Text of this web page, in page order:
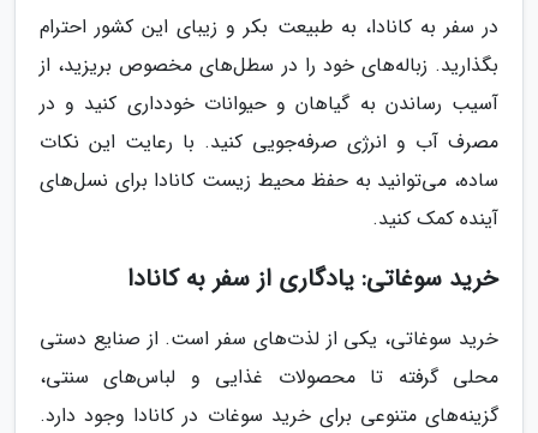
در سفر به کانادا، به طبیعت بکر و زیبای این کشور احترام
بگذارید. زباله‌های خود را در سطل‌های مخصوص بریزید، از
آسیب رساندن به گیاهان و حیوانات خودداری کنید و در
مصرف آب و انرژی صرفه‌جویی کنید. با رعایت این نکات
ساده، می‌توانید به حفظ محیط زیست کانادا برای نسل‌های
آینده کمک کنید.
خرید سوغاتی: یادگاری از سفر به کانادا
خرید سوغاتی، یکی از لذت‌های سفر است. از صنایع دستی
محلی گرفته تا محصولات غذایی و لباس‌های سنتی،
گزینه‌های متنوعی برای خرید سوغات در کانادا وجود دارد.